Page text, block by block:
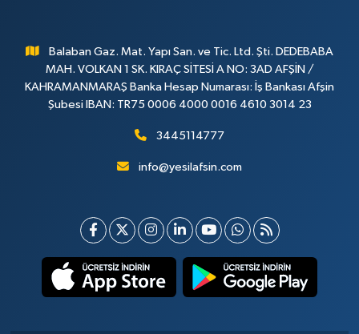
Balaban Gaz. Mat. Yapı San. ve Tic. Ltd. Şti. DEDEBABA
MAH. VOLKAN 1 SK. KIRAÇ SİTESİ A NO: 3AD AFŞİN /
KAHRAMANMARAŞ Banka Hesap Numarası: İş Bankası Afşin
Şubesi IBAN: TR75 0006 4000 0016 4610 3014 23
3445114777
info@yesilafsin.com